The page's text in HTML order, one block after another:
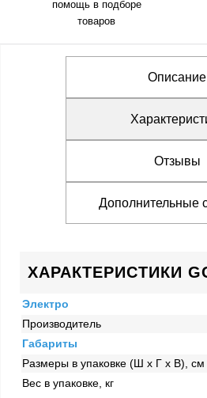
помощь в подборе
товаров
Описание
Отзывы
Дополнительные
ХАРАКТЕРИСТИКИ
Электро
Производитель
Габариты
Размеры в упаковке (Ш x Г x В), см
Вес в упаковке, кг